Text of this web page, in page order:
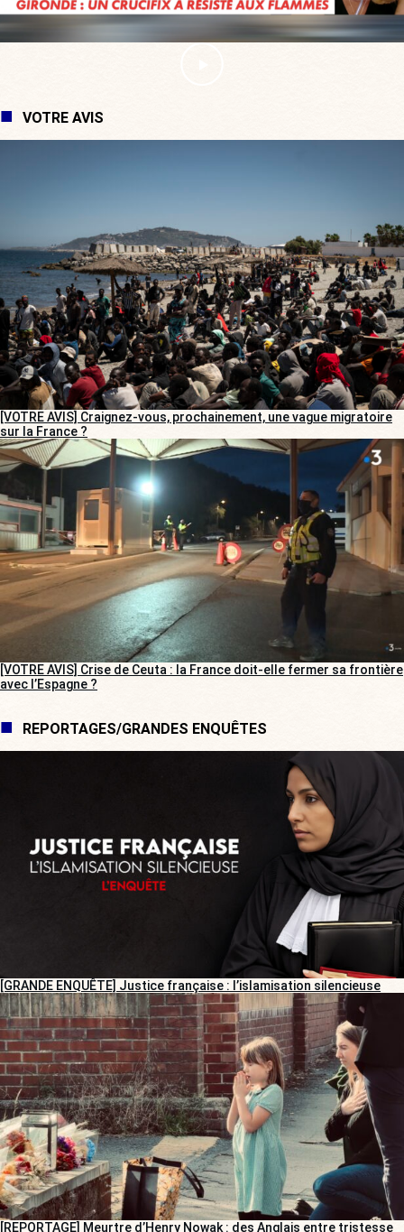
VOTRE AVIS
[VOTRE AVIS] Craignez-vous, prochainement, une vague migratoire
sur la France ?
[VOTRE AVIS] Crise de Ceuta : la France doit-elle fermer sa frontière
avec l’Espagne ?
REPORTAGES/GRANDES ENQUÊTES
[GRANDE ENQUÊTE] Justice française : l’islamisation silencieuse
[REPORTAGE] Meurtre d’Henry Nowak : des Anglais entre tristesse